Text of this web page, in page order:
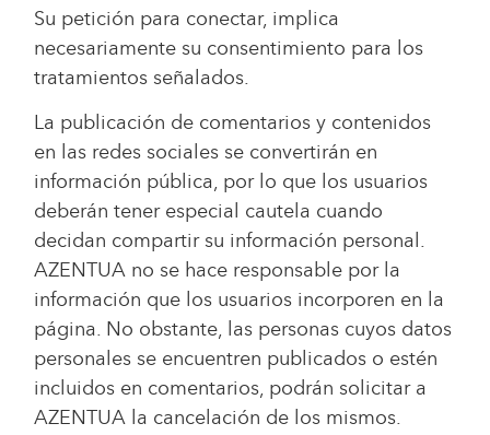
Su petición para conectar, implica
necesariamente su consentimiento para los
tratamientos señalados.
La publicación de comentarios y contenidos
en las redes sociales se convertirán en
información pública, por lo que los usuarios
deberán tener especial cautela cuando
decidan compartir su información personal.
AZENTUA no se hace responsable por la
información que los usuarios incorporen en la
página. No obstante, las personas cuyos datos
personales se encuentren publicados o estén
incluidos en comentarios, podrán solicitar a
AZENTUA la cancelación de los mismos.